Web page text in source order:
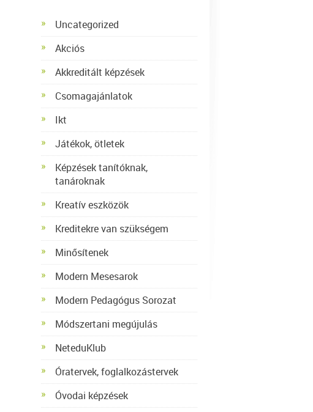
Uncategorized
Akciós
Akkreditált képzések
Csomagajánlatok
Ikt
Játékok, ötletek
Képzések tanítóknak,
tanároknak
Kreatív eszközök
Kreditekre van szükségem
Minősítenek
Modern Mesesarok
Modern Pedagógus Sorozat
Módszertani megújulás
NeteduKlub
Óratervek, foglalkozástervek
Óvodai képzések